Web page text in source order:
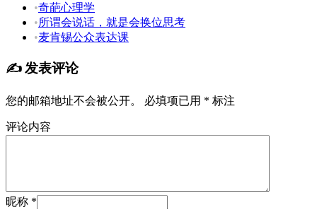
•奇葩心理学
•所谓会说话，就是会换位思考
•麦肯锡公众表达课
✍️ 发表评论
您的邮箱地址不会被公开。 必填项已用 * 标注
评论内容
昵称 *